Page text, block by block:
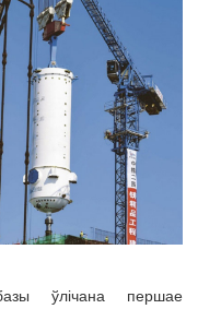
ўлічана першае